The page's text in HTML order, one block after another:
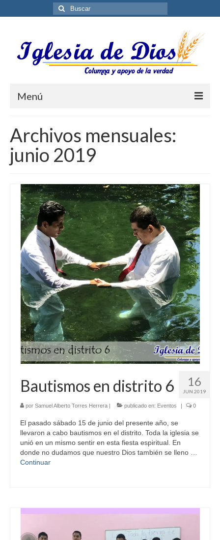
Buscar
por:
Menú
Biblioteca ES
Contáctenos
Archivos mensuales:
junio 2019
16
JUN 2019
Bautismos en distrito 6
por Samuel Alberto Torres Herrera | publicado en: Eventos | 0
El pasado sábado 15 de junio del presente año, se
llevaron a cabo bautismos en el distrito. Toda la iglesia se
unió en un mismo sentir en esta fiesta espiritual. En
donde no dudamos que nuestro Dios también se lleno …
Continuar